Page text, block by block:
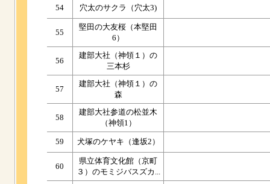
54 穴太のサクラ（穴太3)
55
堅田の大友桜（本堅田
6）
56
建部大社（神領１）の
三本杉
57
建部大社（神領１）の
森
58
建部大社参道の松並木
（神領1）
59 犬塚のケヤキ（逢坂2）
60
県立体育文化館（京町
３）のモミジバスズカ...